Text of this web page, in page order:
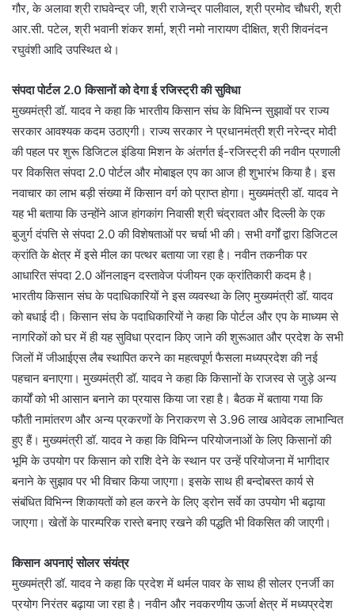
गौर, के अलावा श्री राघवेन्द्र जी, श्री राजेन्द्र पालीवाल, श्री प्रमोद चौधरी, श्री
आर.सी. पटेल, श्री भवानी शंकर शर्मा, श्री नमो नारायण दीक्षित, श्री शिवनंदन
रघुवंशी आदि उपस्थित थे।
संपदा पोर्टल 2.0 किसानों को देगा ई रजिस्ट्री की सुविधा
मुख्यमंत्री डॉ. यादव ने कहा कि भारतीय किसान संघ के विभिन्न सुझावों पर राज्य
सरकार आवश्यक कदम उठाएगी। राज्य सरकार ने प्रधानमंत्री श्री नरेन्द्र मोदी
की पहल पर शुरू डिजिटल इंडिया मिशन के अंतर्गत ई-रजिस्ट्री की नवीन प्रणाली
पर विकसित संपदा 2.0 पोर्टल और मोबाइल एप का आज ही शुभारंभ किया है। इस
नवाचार का लाभ बड़ी संख्या में किसान वर्ग को प्राप्त होगा। मुख्यमंत्री डॉ. यादव ने
यह भी बताया कि उन्होंने आज हांगकांग निवासी श्री चंद्रावत और दिल्ली के एक
बुजुर्ग दंपत्ति से संपदा 2.0 की विशेषताओं पर चर्चा भी की। सभी वर्गों द्वारा डिजिटल
क्रांति के क्षेत्र में इसे मील का पत्थर बताया जा रहा है। नवीन तकनीक पर
आधारित संपदा 2.0 ऑनलाइन दस्तावेज पंजीयन एक क्रांतिकारी कदम है।
भारतीय किसान संघ के पदाधिकारियों ने इस व्यवस्था के लिए मुख्यमंत्री डॉ. यादव
को बधाई दी। किसान संघ के पदाधिकारियों ने कहा कि पोर्टल और एप के माध्यम से
नागरिकों को घर में ही यह सुविधा प्रदान किए जाने की शुरूआत और प्रदेश के सभी
जिलों में जीआईएस लैब स्थापित करने का महत्वपूर्ण फैसला मध्यप्रदेश की नई
पहचान बनाएगा। मुख्यमंत्री डॉ. यादव ने कहा कि किसानों के राजस्व से जुड़े अन्य
कार्यों को भी आसान बनाने का प्रयास किया जा रहा है। बैठक में बताया गया कि
फौती नामांतरण और अन्य प्रकरणों के निराकरण से 3.96 लाख आवेदक लाभान्वित
हुए हैं। मुख्यमंत्री डॉ. यादव ने कहा कि विभिन्न परियोजनाओं के लिए किसानों की
भूमि के उपयोग पर किसान को राशि देने के स्थान पर उन्हें परियोजना में भागीदार
बनाने के सुझाव पर भी विचार किया जाएगा। इसके साथ ही बन्दोबस्त कार्य से
संबंधित विभिन्न शिकायतों को हल करने के लिए ड्रोन सर्वे का उपयोग भी बढ़ाया
जाएगा। खेतों के पारम्परिक रास्ते बनाए रखने की पद्धति भी विकसित की जाएगी।
किसान अपनाएं सोलर संयंत्र
मुख्यमंत्री डॉ. यादव ने कहा कि प्रदेश में थर्मल पावर के साथ ही सोलर एनर्जी का
प्रयोग निरंतर बढ़ाया जा रहा है। नवीन और नवकरणीय ऊर्जा क्षेत्र में मध्यप्रदेश